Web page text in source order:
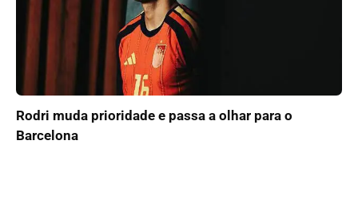
Rodri muda prioridade e passa a olhar para o
Barcelona